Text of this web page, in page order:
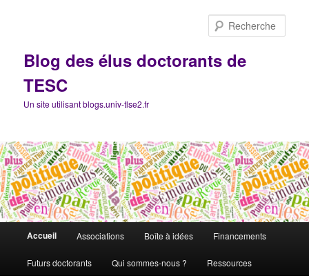
Blog des élus doctorants de
TESC
Un site utilisant blogs.univ-tlse2.fr
Accueil Associations Boîte à idées Financements
Futurs doctorants Qui sommes-nous ? Ressources